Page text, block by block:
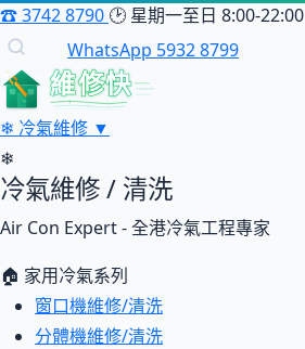
☎3742 8790 🕑 星期一至日 8:00-22:00
WhatsApp 5932 8799
維修快
❄ 冷氣維修 ▼
❄
冷氣維修 / 清洗
Air Con Expert - 全港冷氣工程專家
🏠 家用冷氣系列
窗口機維修/清洗
分體機維修/清洗